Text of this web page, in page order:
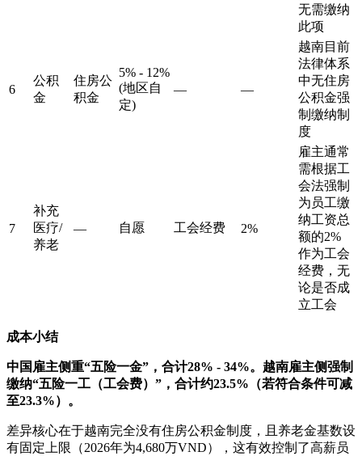
无需缴纳
此项
6
公积
金
住房公
积金
5% - 12%
(地区自
定)
— —
越南目前
法律体系
中无住房
公积金强
制缴纳制
度
7
补充
医疗/
养老
— 自愿 工会经费 2%
雇主通常
需根据工
会法强制
为员工缴
纳工资总
额的2%
作为工会
经费，无
论是否成
立工会
成本小结
中国雇主侧重“五险一金”，合计28% - 34%。越南雇主侧强制
缴纳“五险一工（工会费）”，合计约23.5%（若符合条件可减
至23.3%）。
差异核心在于越南完全没有住房公积金制度，且养老金基数设
有固定上限（2026年为4,680万VND），这有效控制了高薪员